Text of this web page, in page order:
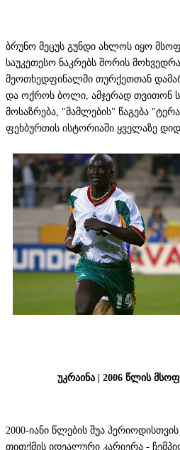
ბრუნო მეცუს გუნდი ახლოს იყო
საუკეთესო ნაკრებს შორის
მეოთხედფინალში თურქეთთან
და ოქროს ბოლი, ამჯერად თვითონ
მოსაზრება, "მამლების" წაგება
ფეხბურთის ისტორიაში ყველაზე
უკრაინა | 2006 წლის
2000-იანი წლების შუა
თითქმის იდეალური კარიერა -